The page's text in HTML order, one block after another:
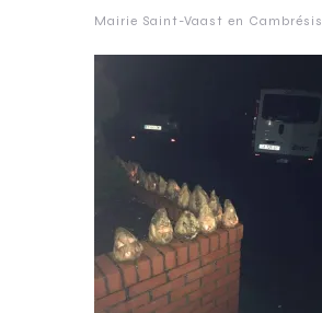
Mairie Saint-Vaast en Cambrésis